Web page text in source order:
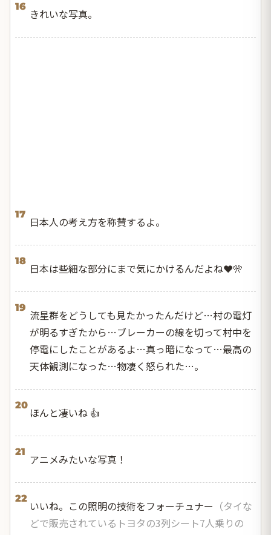
16
きれいな写真。
17
日本人の考え方を称賛するよ。
18
日本は些細な部分にまで気にかけるんだよね❤️🎌
19
流星群をどうしても見たかったんだけど…村の電灯
が明るすぎたから…ブレーカーの線を切って村中を
停電にしたことがあるよ…真っ暗になって…最高の
天体観測になった…物凄く怒られた…。
20
ほんと凄いね 👍
21
アニメみたいな写真！
22
いいね。この照明の技術をフォーチュナー （タイな
どで販売されているトヨタの3列シート7人乗りの